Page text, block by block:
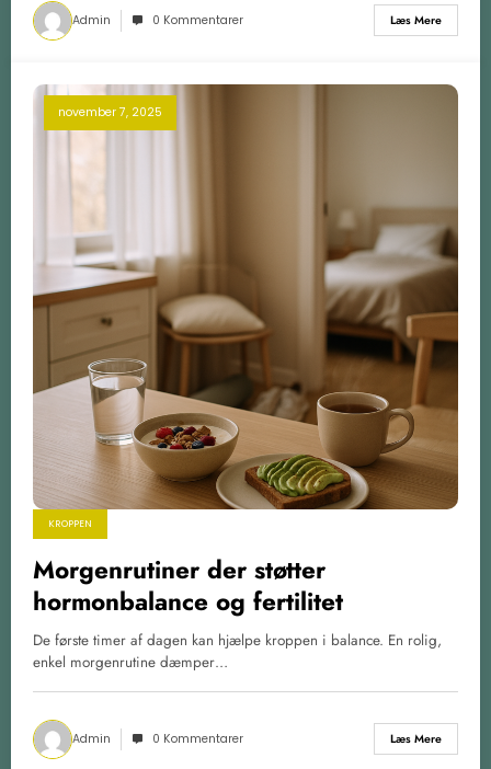
Admin 0 Kommentarer Læs Mere
november 7, 2025
KROPPEN
Morgenrutiner der støtter
hormonbalance og fertilitet
De første timer af dagen kan hjælpe kroppen i balance. En rolig,
enkel morgenrutine dæmper…
Admin 0 Kommentarer Læs Mere